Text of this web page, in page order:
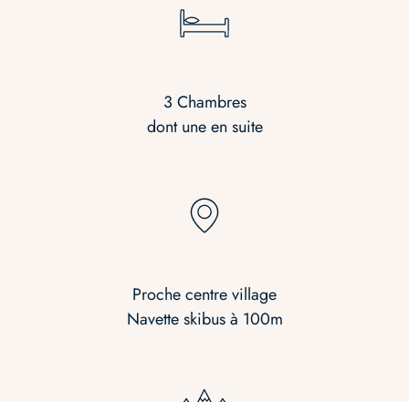
3 Chambres
dont une en suite
Proche centre village
Navette skibus à 100m